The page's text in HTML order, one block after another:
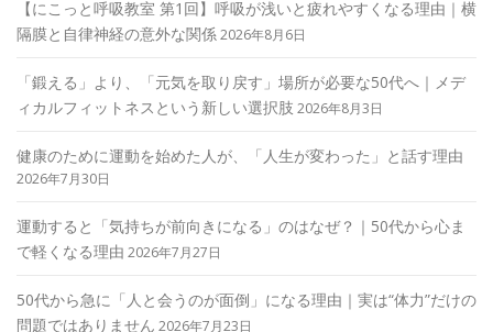
【にこっと呼吸教室 第1回】呼吸が浅いと疲れやすくなる理由｜横
隔膜と自律神経の意外な関係2026年8月6日
「鍛える」より、「元気を取り戻す」場所が必要な50代へ｜メデ
ィカルフィットネスという新しい選択肢 2026年8月3日
健康のために運動を始めた人が、「人生が変わった」と話す理由
2026年7月30日
運動すると「気持ちが前向きになる」のはなぜ？｜50代から心ま
で軽くなる理由 2026年7月27日
50代から急に「人と会うのが面倒」になる理由｜実は“体力”だけの
問題ではありません 2026年7月23日